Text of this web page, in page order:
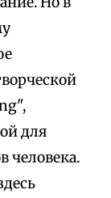
для
человека.